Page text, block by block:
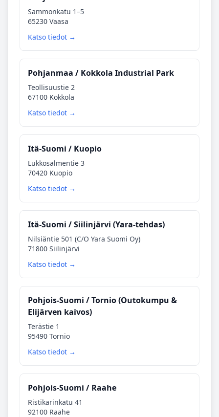
Sammonkatu 1–5
65230 Vaasa
Katso tiedot →
Pohjanmaa / Kokkola Industrial Park
Teollisuustie 2
67100 Kokkola
Katso tiedot →
Itä‑Suomi / Kuopio
Lukkosalmentie 3
70420 Kuopio
Katso tiedot →
Itä‑Suomi / Siilinjärvi (Yara‑tehdas)
Nilsiäntie 501 (C/O Yara Suomi Oy)
71800 Siilinjärvi
Katso tiedot →
Pohjois‑Suomi / Tornio (Outokumpu &
Elijärven kaivos)
Terästie 1
95490 Tornio
Katso tiedot →
Pohjois‑Suomi / Raahe
Ristikarinkatu 41
92100 Raahe